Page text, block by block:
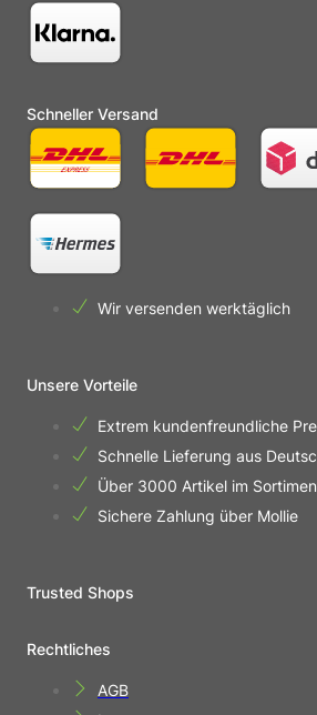
Schneller Versand
Wir versenden werktäglich
Unsere Vorteile
Extrem kundenfreundliche
Schnelle Lieferung aus
Über 3000 Artikel im
Sichere Zahlung über Mollie
Trusted Shops
Rechtliches
AGB